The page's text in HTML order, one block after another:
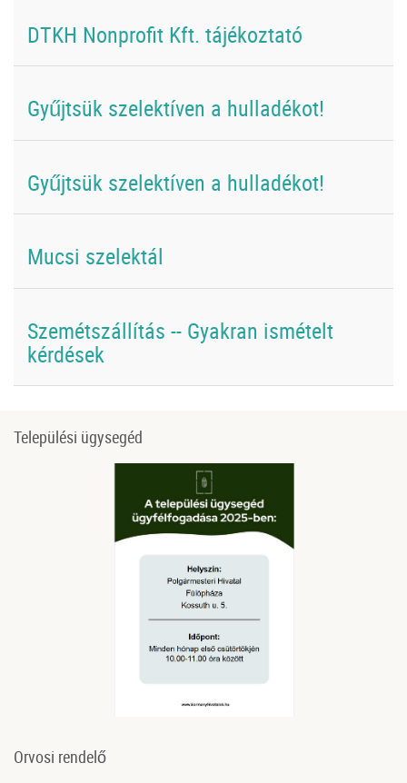
DTKH Nonprofit Kft. tájékoztató
Gyűjtsük szelektíven a hulladékot!
Gyűjtsük szelektíven a hulladékot!
Mucsi szelektál
Szemétszállítás -- Gyakran ismételt
kérdések
Települési ügysegéd
Orvosi rendelő